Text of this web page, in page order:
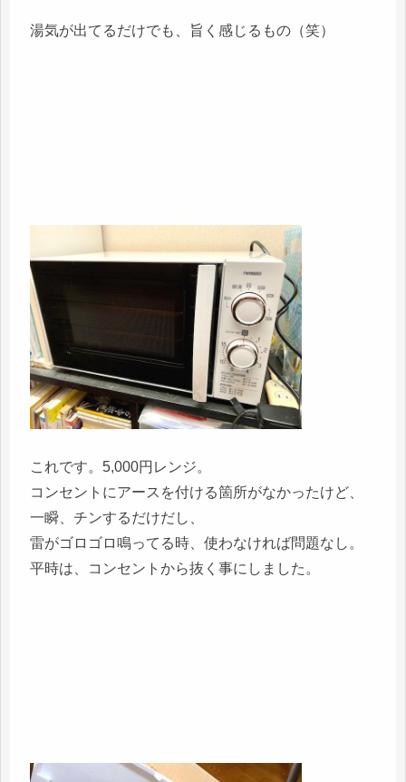
湯気が出てるだけでも、旨く感じるもの（笑）
これです。5,000円レンジ。
コンセントにアースを付ける箇所がなかったけど、
一瞬、チンするだけだし、
雷がゴロゴロ鳴ってる時、使わなければ問題なし。
平時は、コンセントから抜く事にしました。